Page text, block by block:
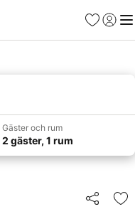
Favoriter
Logga
Gäster och rum
2 gäster, 1 rum
Dela